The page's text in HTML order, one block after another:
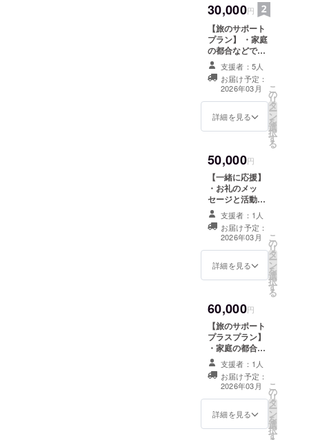
ン、オフライン
どちらにも対応
します。 ※日
時、場所、時間
については要相
談となります。
兵庫県内を除く
プロジェクト
支援者の方に別
途実費でお支払
の場合、費用は
かかりません。
【企業の方へ】
Instagramにて
協賛企業とし
て、活動内容を
まとめた投稿を
作成し、「イマ
ココ」アカウン
トにて投稿しま
す。 企業の社会
い。
30,000円
【旅のサポート
プラン】 ・家庭
の都合などでど
うしてもお金を
支払うことはで
きないが、
フィールドワー
クで「イマコ
コ」したい学生
の1人分の航空券
の数に応じて、
無料/半額参加の
枠を増やしま
す。 ・感謝の気
持ちを込めて、
参加者からお礼
のメッセージと
活動報告を送り
ます。 ・無料\半
額枠での参加者
と支援者さまと
のzoomによるオ
活動報告会もし
ます。 ・兵庫県
姫路市夢前町の
老人ホーム「光
寿園」にて毎週
木曜日と毎月土
曜日2回運営する
「Caféむすび
め」で使えるチ
ケット（600円
分） ※チケット
支援者：5人
お届け予定：
2026年03月
詳細を見る
こ
の
リ
タ
ー
ン
を
選
択
す
る
50,000円
【一緒に応援】
・お礼のメッ
セージと活動報
告のデータを、
お名前入りにて
メールで送付。
・学生の感想
（フルバージョ
ン）をお届け。
権利1回分（兵庫
県内、大阪・京
都の都市部であ
れば交通費・滞
在費もリターン
金額に含まれて
います。） 有効
期限：2026年４
月〜2027年３月
まで。 ・お話会
にて共にプロ
ジェクトをつ
くってくださっ
支援者：1人
お届け予定：
2026年03月
詳細を見る
こ
の
リ
タ
ー
ン
を
選
択
す
る
60,000円
【旅のサポート
プラスプラン】
・家庭の都合な
どでどうしても
お金を支払うこ
とはできない
が、フィールド
ワークで「イマ
ココ」したい学
生の2人分の航空
支援者：1人
お届け予定：
2026年03月
詳細を見る
こ
の
リ
タ
ー
ン
を
選
択
す